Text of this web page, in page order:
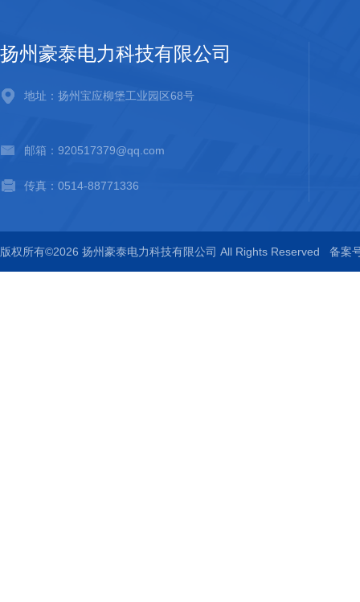
扬州豪泰电力科技有限公司
地址：扬州宝应柳堡工业园区68号
邮箱：920517379@qq.com
传真：0514-88771336
版权所有©2026 扬州豪泰电力科技有限公司 All Rights Reserved 备案